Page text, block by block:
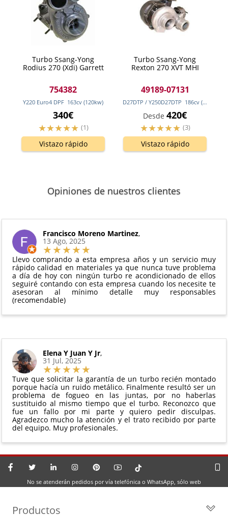
Turbo Ssang-Yong
Rodius 270 (Xdi) Garrett
754382
Y220 Euro4 DPF 163cv (120kw)
340€
(1)
Vistazo rápido
Turbo Ssang-Yong
Rexton 270 XVT MHI
49189-07131
D27DTP / Y250D27DTP 186cv (137
Desde 420€
(3)
Vistazo rápido
Opiniones de nuestros clientes
Francisco Moreno Martinez,
13 Ago, 2025
Llevo comprando a esta empresa años y un servicio muy
rápido calidad en materiales ya que nunca tuve problema
a día de hoy con ningún turbo re acondicionado de ellos
seguiré contando con esta empresa cuando los necesite te
asesoran al mínimo detalle muy responsables
(recomendable)
Elena Y Juan Y Jr,
31 Jul, 2025
Tuve que solicitar la garantía de un turbo recién montado
porque hacía un ruido metálico. Finalmente resultó ser un
problema de fogueo en las juntas, por no haberlas
sustituido al mismo tiempo que el turbo. Reconozco que
fue un fallo por mi parte y quiero pedir disculpas.
Agradezco mucho la atención y el trato recibido por parte
del equipo. Muy profesionales.
No se atenderán pedidos por vía telefónica o WhatsApp, sólo web
Productos